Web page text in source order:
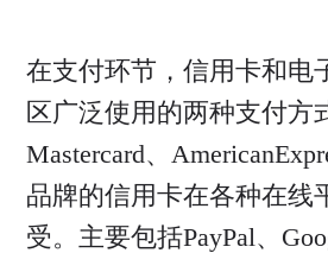
在支付环节，信用卡和电
区广泛使用的两种支付方
Mastercard、
品牌的信用卡在各种在线
受。主要包括PayPal、